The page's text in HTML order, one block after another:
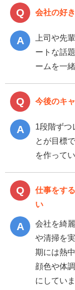
会社の好
上司や先
ートな話
ームを一
今後のキ
1段階ずつ
とが目標
を作って
仕事をす
い
会社を綺
や清掃を
期には熱
顔色や体
にしていま